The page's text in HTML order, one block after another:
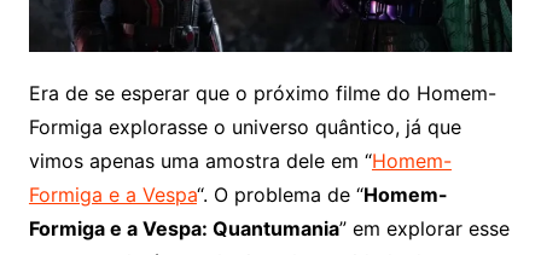
Era de se esperar que o próximo filme do Homem-
Formiga explorasse o universo quântico, já que
vimos apenas uma amostra dele em “Homem-
Formiga e a Vespa“. O problema de “Homem-
Formiga e a Vespa: Quantumania” em explorar esse